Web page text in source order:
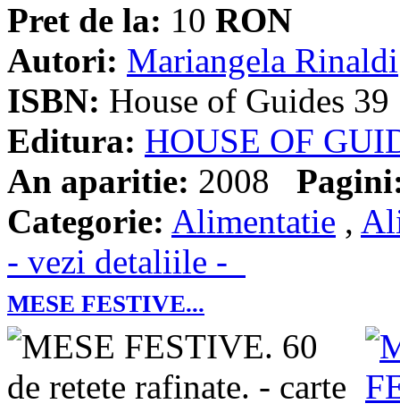
Pret de la: 10 RON
Autori: Mariangela Rinaldi
ISBN: House of Guides 39
Editura: HOUSE OF
An aparitie: 2008
Categorie: Alimentatie ,
- vezi detaliile -
MESE FESTIVE...